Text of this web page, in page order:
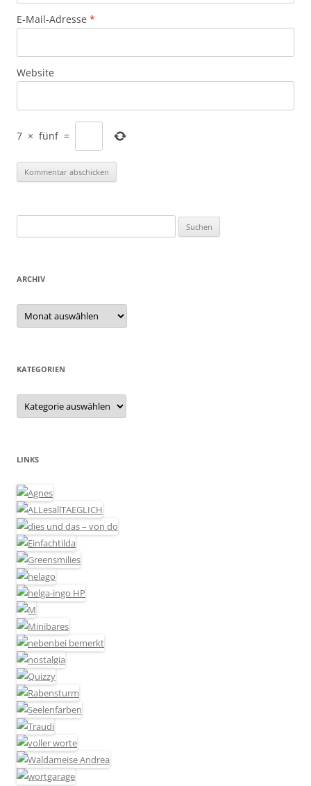
E-Mail-Adresse *
Website
7 × fünf =
nach:
ARCHIV
Archiv
KATEGORIEN
Kategorien
LINKS